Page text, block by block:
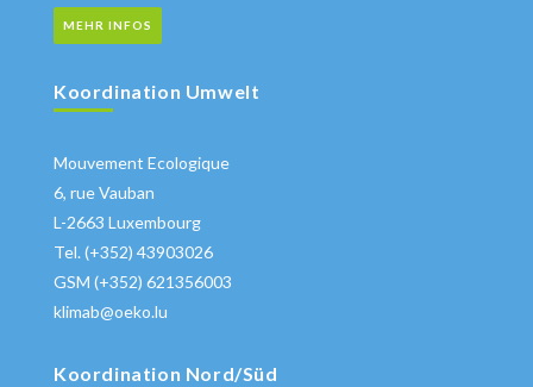
MEHR INFOS
Koordination Umwelt
Mouvement Ecologique
6, rue Vauban
L-2663 Luxembourg
Tel. (+352) 43903026
GSM (+352) 621356003
klimab@oeko.lu
Koordination Nord/Süd